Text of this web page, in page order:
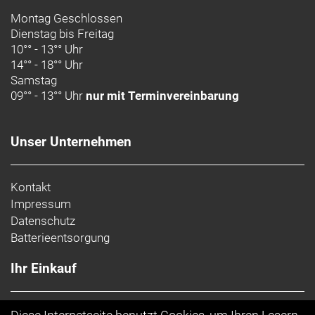
Geschlecht: Uni
Rahmen: Alpha Platinum Aluminium, Removable
Integrated Battery (RIB 2.0), konisches Steuerrohr,
interne Control Freak Zugführung, Motor Armor,
Rahmengröße: M
Rahmenmaterial: Aluminium
Gangschaltung: Shimano CUES U6000 GS
Anzahl Gänge: 1
Schalthebel: Shimano U6000, 10fach
Hinterradbremse: Tektro, Center Lock, 203 mm
Montag Geschlossen
Dienstag bis Freitag
10°° - 13°° Uhr
14°° - 18°° Uhr
Samstag
09°° - 13°° Uhr nur mit Terminvereinbarung
Unser Unternehmen
Kontakt
Impressum
Datenschutz
Batterieentsorgung
Ihr Einkauf